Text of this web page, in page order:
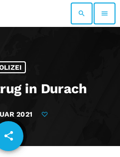
search menu
in Durach
2021
share
email